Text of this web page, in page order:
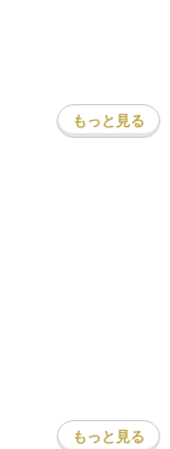
もっと見る
もっと見る